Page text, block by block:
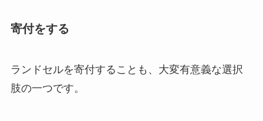
寄付をする
ランドセルを寄付することも、大変有意義な選択
肢の一つです。